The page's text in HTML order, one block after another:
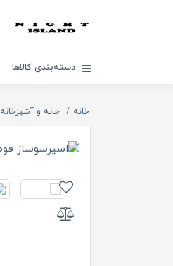
دسته‌بندی کالاها
خانه خانه و آشپزخانه